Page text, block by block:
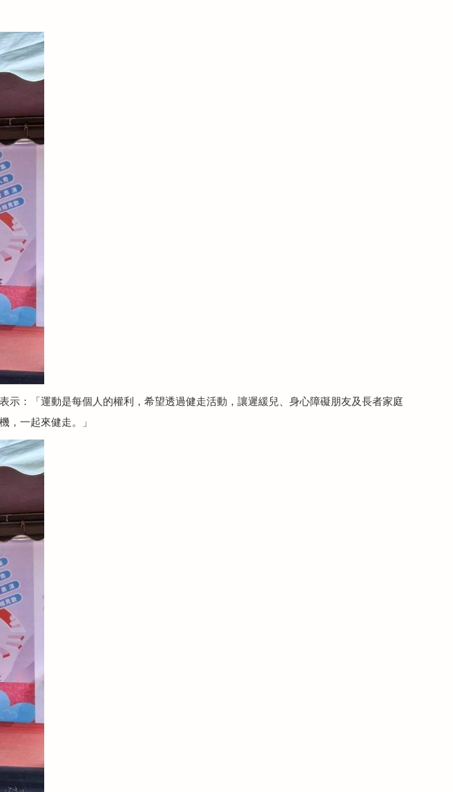
：「運動是每個人的權利，希望透過健走活動，讓遲緩兒、身心障礙朋友及長者家庭
，一起來健走。」